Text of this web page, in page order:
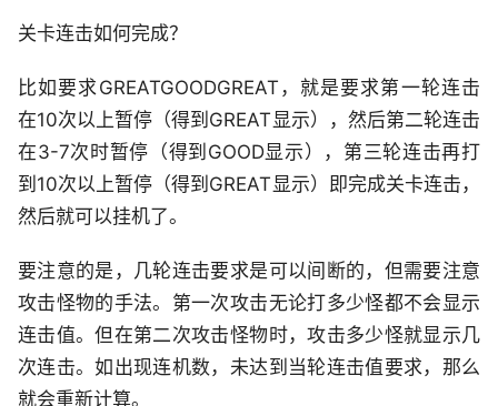
关卡连击如何完成？
比如要求GREATGOODGREAT，就是要求第一轮连击
在10次以上暂停（得到GREAT显示），然后第二轮连击
在3-7次时暂停（得到GOOD显示），第三轮连击再打
到10次以上暂停（得到GREAT显示）即完成关卡连击，
然后就可以挂机了。
要注意的是，几轮连击要求是可以间断的，但需要注意
攻击怪物的手法。第一次攻击无论打多少怪都不会显示
连击值。但在第二次攻击怪物时，攻击多少怪就显示几
次连击。如出现连机数，未达到当轮连击值要求，那么
就会重新计算。